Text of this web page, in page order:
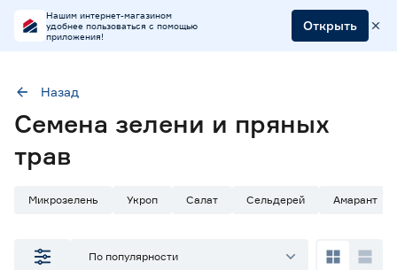
Нашим интернет-магазином
удобнее пользоваться с помощью
приложения!
Открыть
Наличие в магазинах
ул. Селезнева, 4
Микрозелень
18
Назад
Семена зелени и пряных
трав
Микрозелень Укроп Салат Сельдерей Амарант
По популярности